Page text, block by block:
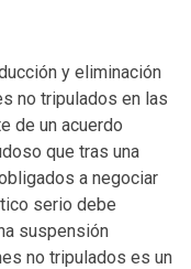
y eliminación
no tripulados en las
de un acuerdo
que tras una
a negociar
serio debe
suspensión
no tripulados es un